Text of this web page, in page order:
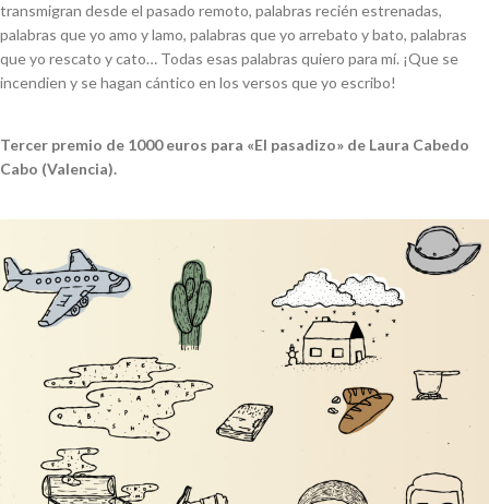
transmigran desde el pasado remoto, palabras recién estrenadas,
palabras que yo amo y lamo, palabras que yo arrebato y bato, palabras
que yo rescato y cato… Todas esas palabras quiero para mí. ¡Que se
incendien y se hagan cántico en los versos que yo escribo!
Tercer premio de 1000 euros para «El pasadizo» de Laura Cabedo
Cabo (Valencia).